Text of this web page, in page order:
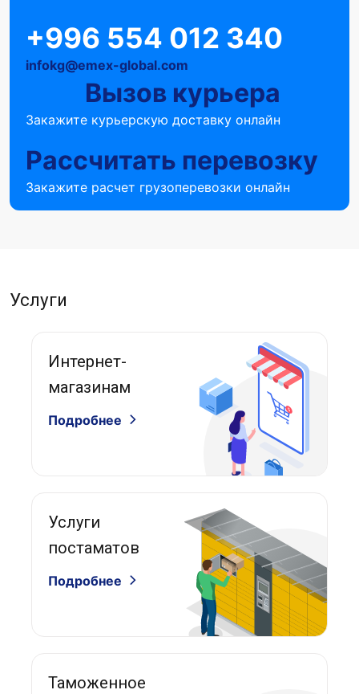
+996 554 012 340
infokg@emex-global.com
Вызов курьера
Закажите курьерскую доставку онлайн
Рассчитать перевозку
Закажите расчет грузоперевозки онлайн
Услуги
Интернет-
магазинам
Подробнее
Услуги
постаматов
Подробнее
Таможенное